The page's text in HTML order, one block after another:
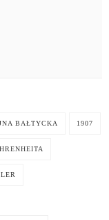
BAŁTYCKA 1907